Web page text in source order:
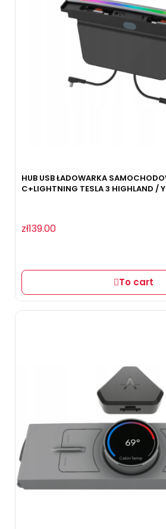
HUB USB ŁADOWARKA
C+LIGHTNING TESLA 3 HIGHLAND /
zł139.00
To cart